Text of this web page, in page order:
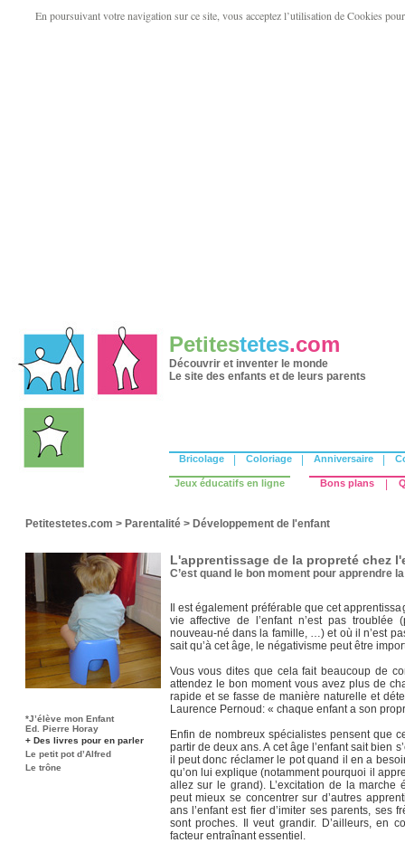
En poursuivant votre navigation sur ce site, vous acceptez l’utilisation de Cookies
Petitestetes.com
Découvrir et inventer le monde
Le site des enfants et de leurs parents
Bricolage Coloriage Anniversaire
Jeux éducatifs en ligne Bons plans
Petitestetes.com > Parentalité > Développement de l'enfant
*J’élève mon Enfant
Ed. Pierre Horay
+ Des livres pour en parler
Le petit pot d’Alfred
Le trône
L'apprentissage de la propreté chez
C’est quand le bon moment pour apprendre
Il est également préférable que cet
vie affective de l’enfant n’est pas troublée
nouveau-né dans la famille, …) et où il n’est
sait qu’à cet âge, le négativisme peut être
Vous vous dites que cela fait beaucoup de
attendez le bon moment vous avez plus de
rapide et se fasse de manière naturelle et
Laurence Pernoud: « chaque enfant a son
Enfin de nombreux spécialistes pensent que
partir de deux ans. A cet âge l’enfant sait bien
il peut donc réclamer le pot quand il en a
qu’on lui explique (notamment pourquoi il
allez sur le grand). L’excitation de la marche
peut mieux se concentrer sur d’autres
ans l’enfant est fier d’imiter ses parents,
sont proches. Il veut grandir. D’ailleurs, en
facteur entraînant essentiel.